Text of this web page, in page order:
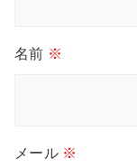
名前 ※
メール ※